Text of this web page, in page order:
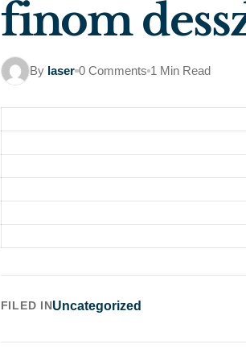
finom
By laser 0 Comments 1 Min Read
FILED INUncategorized